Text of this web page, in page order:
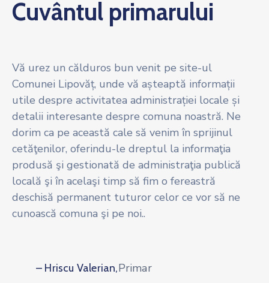
Cuvântul primarului
Vă urez un călduros bun venit pe site-ul
Comunei Lipovăț, unde vă așteaptă informații
utile despre activitatea administrației locale și
detalii interesante despre comuna noastră. Ne
dorim ca pe această cale să venim în sprijinul
cetăţenilor, oferindu-le dreptul la informaţia
produsă şi gestionată de administraţia publică
locală şi în acelaşi timp să fim o fereastră
deschisă permanent tuturor celor ce vor să ne
cunoască comuna şi pe noi..
– Hriscu Valerian,Primar